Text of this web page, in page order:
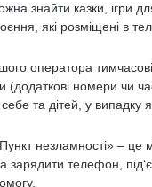
знайти казки, ігри
які розміщені в
оператора
номери чи
та дітей, у
незламності» – це
телефон,